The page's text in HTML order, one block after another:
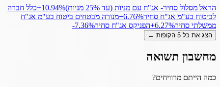
הראל מסלול סחיר- אג"ח עם מניות (עד 25% מניות) ‎+10.94%כלל חברה
לביטוח בע"מ אג"ח סחיר‎+6.76%מנורה מבטחים ביטוח בע"מ אג"ח
ממשלתי סחיר‎+6.27%הפניקס אג"ח סחיר‎-7.36%
הצג את כל 5 הקופות ←
מחשבון תשואה
כמה הייתם מרוויחים?